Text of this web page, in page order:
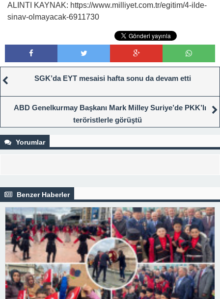
ALINTI KAYNAK: https://www.milliyet.com.tr/egitim/4-ilde-
sinav-olmayacak-6911730
SGK’da EYT mesaisi hafta sonu da devam etti
ABD Genelkurmay Başkanı Mark Milley Suriye’de PKK’lı
teröristlerle görüştü
Yorumlar
Benzer Haberler